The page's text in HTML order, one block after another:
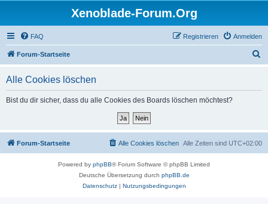
Xenoblade-Forum.Org
FAQ Anmelden
Registrieren
Forum-Startseite
Alle Cookies löschen
Bist du dir sicher, dass du alle Cookies des Boards löschen möchtest?
Forum-Startseite Alle Zeiten sind UTC+02:00
Alle Cookies löschen
Powered by phpBB® Forum Software © phpBB Limited
Deutsche Übersetzung durch phpBB.de
Datenschutz| Nutzungsbedingungen